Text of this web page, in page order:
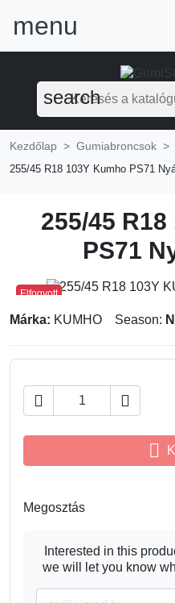
menu
search
Kezdőlap Gumiabroncsok
255/45 R18 103Y Kumho PS71
255/45
PS71
Elfogyott
Márka: KUMHO Season:
 

Megosztás
Interested in this
we will let you know